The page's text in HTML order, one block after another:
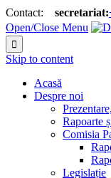
Contact: secretariat:
Open/Close Menu

Skip to content
Acasă
Despre noi
Rapoarte
Comisia
Legislație